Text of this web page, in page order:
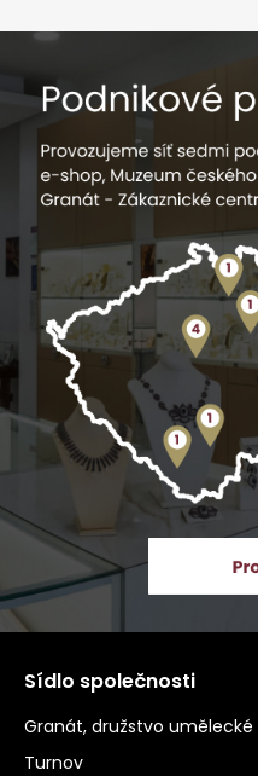
Sídlo společnosti
Granát, družstvo umělecké
Turnov